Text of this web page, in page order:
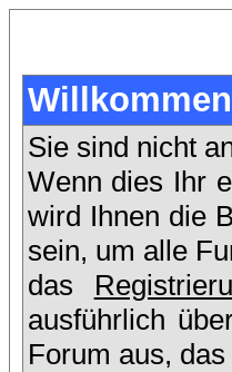
Sie sind nicht
Wenn dies Ihr
wird Ihnen die
sein, um alle
das
ausführlich
Forum aus,